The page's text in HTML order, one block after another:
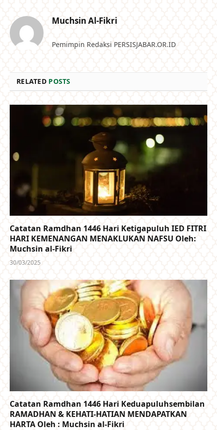
Muchsin Al-Fikri
Pemimpin Redaksi PERSISJABAR.OR.ID
RELATED POSTS
Catatan Ramdhan 1446 Hari Ketigapuluh IED FITRI
HARI KEMENANGAN MENAKLUKAN NAFSU Oleh:
Muchsin al-Fikri
30/03/2025
Catatan Ramdhan 1446 Hari Keduapuluhsembilan
RAMADHAN & KEHATI-HATIAN MENDAPATKAN
HARTA Oleh : Muchsin al-Fikri